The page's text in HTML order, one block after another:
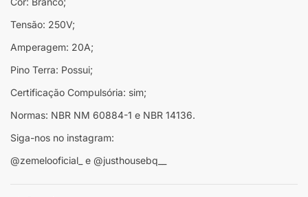
Tensão: 250V;
Amperagem: 20A;
Pino Terra: Possui;
Certificação Compulsória: sim;
Normas: NBR NM 60884-1 e NBR 14136.
Siga-nos no instagram:
@zemelooficial_ e @justhousebq__